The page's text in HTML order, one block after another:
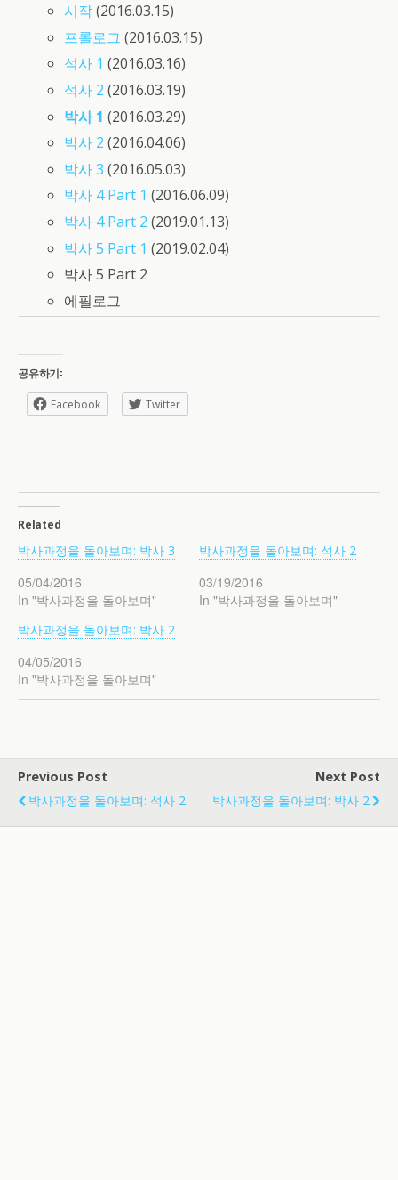
시작(2016.03.15)
프롤로그 (2016.03.15)
석사 1 (2016.03.16)
석사 2 (2016.03.19)
박사 1 (2016.03.29)
박사 2 (2016.04.06)
박사 3 (2016.05.03)
박사 4 Part 1 (2016.06.09)
박사 4 Part 2 (2019.01.13)
박사 5 Part 1 (2019.02.04)
박사 5 Part 2
에필로그
공유하기:
Facebook Twitter
Related
박사과정을 돌아보며: 박사 3
05/04/2016
In "박사과정을 돌아보며"
박사과정을 돌아보며: 석사 2
03/19/2016
In "박사과정을 돌아보며"
박사과정을 돌아보며: 박사 2
04/05/2016
In "박사과정을 돌아보며"
Previous Post
박사과정을 돌아보며: 석사 2
Next Post
박사과정을 돌아보며: 박사 2